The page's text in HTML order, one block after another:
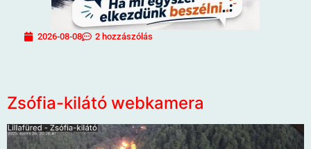
2026-08-08 2 hozzászólás
Zsófia-kilátó webkamera